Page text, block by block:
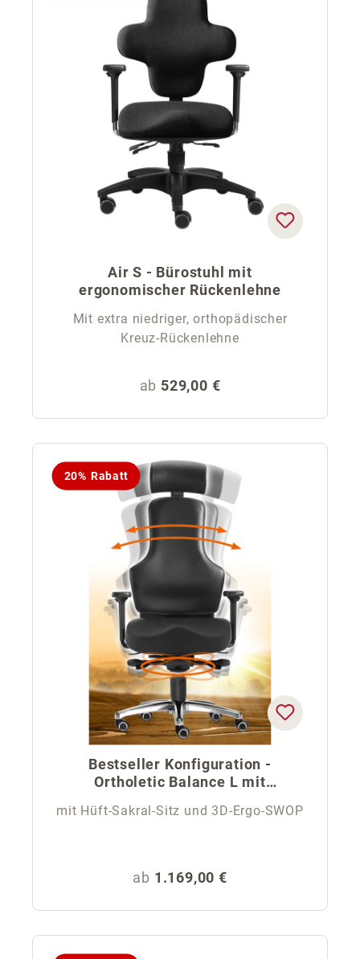
Air S - Bürostuhl mit
ergonomischer Rückenlehne
Mit extra niedriger, orthopädischer
Kreuz-Rückenlehne
Regulärer Preis:
ab 529,00 €
20% Rabatt
Bestseller Konfiguration -
Ortholetic Balance L mit
mit Hüft-Sakral-Sitz und 3D-Ergo-SWOP
Regulärer Preis:
ab 1.169,00 €